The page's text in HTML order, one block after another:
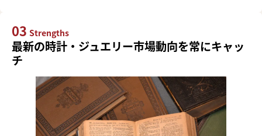
03 Strengths
最新の時計・ジュエリー市場動向を常にキャッ
チ